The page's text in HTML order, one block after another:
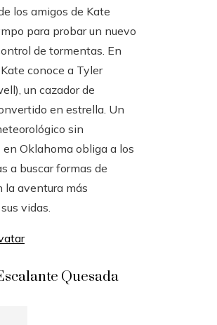
los amigos de Kate
para probar un nuevo
de tormentas. En
conoce a Tyler
un cazador de
en estrella. Un
sin
Oklahoma obliga a los
a buscar formas de
la aventura más
vidas.
Quesada